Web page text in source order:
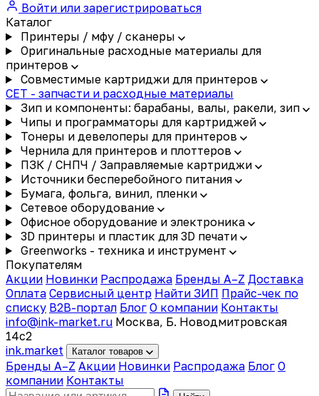
Войти или зарегистрироваться
Каталог
Принтеры / мфу / сканеры
Оригинальные расходные материалы для
принтеров
Совместимые картриджи для принтеров
CET - запчасти и расходные материалы
Зип и компоненты: барабаны, валы, ракели, зип
Чипы и программаторы для картриджей
Тонеры и девелоперы для принтеров
Чернила для принтеров и плоттеров
ПЗК / СНПЧ / Заправляемые картриджи
Источники бесперебойного питания
Бумага, фольга, винил, пленки
Сетевое оборудование
Офисное оборудование и электроника
3D принтеры и пластик для 3D печати
Greenworks - техника и инструмент
Покупателям
Акции Новинки Распродажа Бренды A–Z Доставка
Оплата Сервисный центр Найти ЗИП Прайс-чек по
списку B2B-портал Блог О компании Контакты
info@ink-market.ru Москва, Б. Новодмитровская
14с2
ink.market Каталог товаров
Бренды A–Z Акции Новинки Распродажа Блог О
компании Контакты